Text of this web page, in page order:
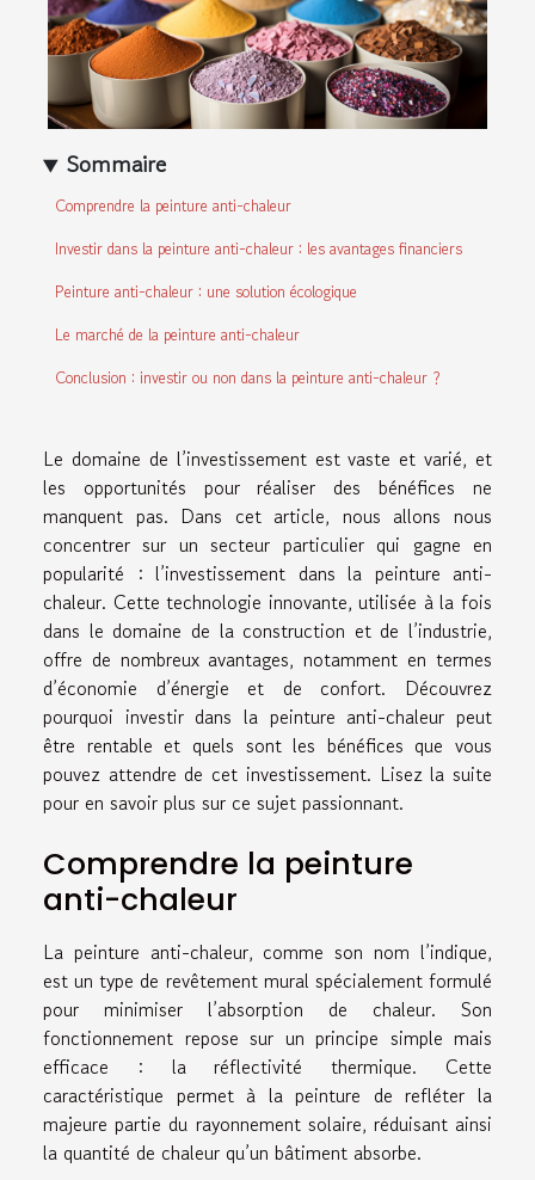
Sommaire
Comprendre la peinture anti-chaleur
Investir dans la peinture anti-chaleur : les avantages financiers
Peinture anti-chaleur : une solution écologique
Le marché de la peinture anti-chaleur
Conclusion : investir ou non dans la peinture anti-chaleur ?
Le domaine de l’investissement est vaste et varié, et
les opportunités pour réaliser des bénéfices ne
manquent pas. Dans cet article, nous allons nous
concentrer sur un secteur particulier qui gagne en
popularité : l’investissement dans la peinture anti-
chaleur. Cette technologie innovante, utilisée à la fois
dans le domaine de la construction et de l’industrie,
offre de nombreux avantages, notamment en termes
d’économie d’énergie et de confort. Découvrez
pourquoi investir dans la peinture anti-chaleur peut
être rentable et quels sont les bénéfices que vous
pouvez attendre de cet investissement. Lisez la suite
pour en savoir plus sur ce sujet passionnant.
Comprendre la peinture
anti-chaleur
La peinture anti-chaleur, comme son nom l’indique,
est un type de revêtement mural spécialement formulé
pour minimiser l’absorption de chaleur. Son
fonctionnement repose sur un principe simple mais
efficace : la réflectivité thermique. Cette
caractéristique permet à la peinture de refléter la
majeure partie du rayonnement solaire, réduisant ainsi
la quantité de chaleur qu’un bâtiment absorbe.